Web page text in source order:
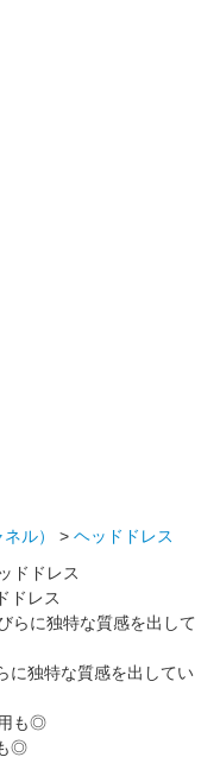
ル） > ヘッドドレス
ドレス
に独特な質感を出してい
◎